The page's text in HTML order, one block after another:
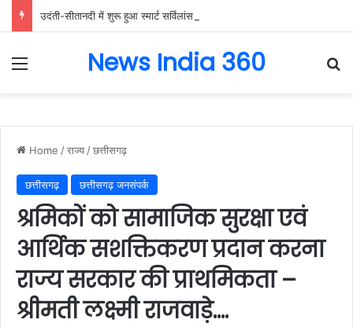
Menu News India 360
Home /राज्य /छत्तीसगढ़
छत्तीसगढ़ छत्तीसगढ़ जनसंपर्क
श्रमिकों को सामाजिक सुरक्षा एवं
आर्थिक सशक्तिकरण प्रदान करना
राज्य सरकार की प्राथमिकता –
श्रीमती लक्ष्मी राजवाड़े….